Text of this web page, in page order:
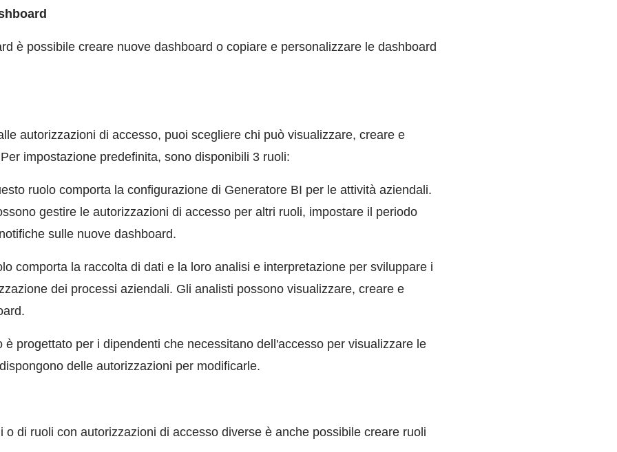
è possibile creare nuove dashboard o copiare e personalizzare le dashboard
autorizzazioni di accesso, puoi scegliere chi può visualizzare, creare e
impostazione predefinita, sono disponibili 3 ruoli:
ruolo comporta la configurazione di Generatore BI per le attività aziendali.
gestire le autorizzazioni di accesso per altri ruoli, impostare il periodo
sulle nuove dashboard.
comporta la raccolta di dati e la loro analisi e interpretazione per sviluppare i
dei processi aziendali. Gli analisti possono visualizzare, creare e
è progettato per i dipendenti che necessitano dell'accesso per visualizzare le
delle autorizzazioni per modificarle.
o di ruoli con autorizzazioni di accesso diverse è anche possibile creare ruoli